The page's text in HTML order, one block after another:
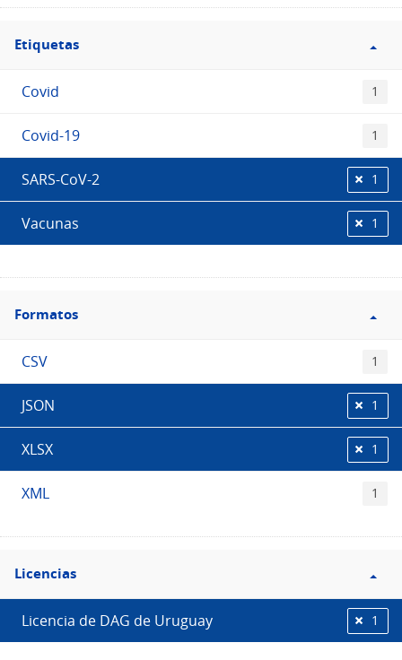
Filtro
Etiquetas
Etiquetas
Covid 1
Covid-19 1
SARS-CoV-2 1
Vacunas 1
Filtro
Formatos
Formatos
CSV 1
JSON 1
XLSX 1
XML 1
Filtro
Licencias
Licencias
Licencia de DAG de Uruguay 1